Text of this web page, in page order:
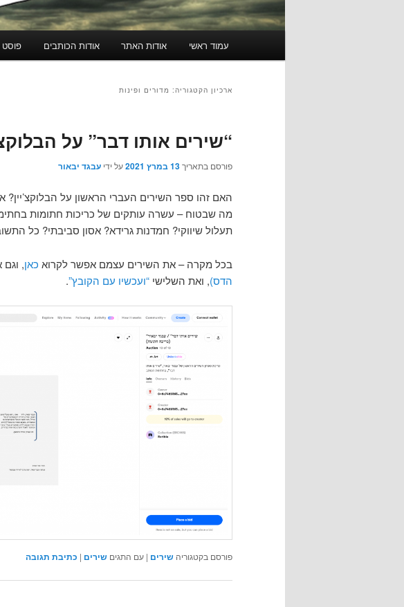
עמוד ראשי אודות האתר אודות הכותבים פוסט
ארכיון הקטגוריה: מדורים ופינות
“שירים אותו דבר” על
פורסם בתאריך13 במרץ 2021 על ידי עבגד יבאור
האם זהו ספר השירים העברי הראשון על הבלוקצ’יין?
מה שבטוח – עשרה עותקים של כריכות חתומות בחתימת
תעלול שיווקי? חמדנות גרידא? אסון סביבתי? כל
בכל מקרה – את השירים עצמם אפשר לקרוא כאן,
הדס), ואת השלישי “ועכשיו עם הקובץ”.
פורסם בקטגוריה שירים | עם התגים שירים | כתיבת תגובה